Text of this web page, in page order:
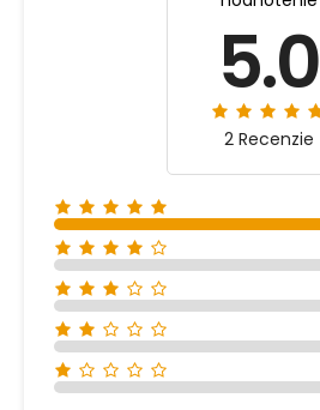
5.0
2 Recenzie